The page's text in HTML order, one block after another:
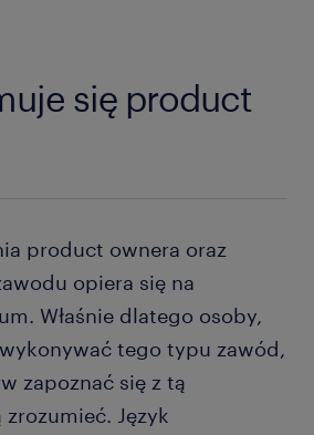
się product
product ownera oraz
opiera się na
Właśnie dlatego osoby,
tego typu zawód,
zapoznać się z tą
Język